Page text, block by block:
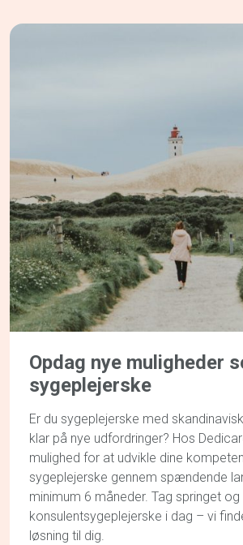
Opdag nye muligheder
sygeplejerske
Er du sygeplejerske med
klar på nye udfordringer? Hos
mulighed for at udvikle dine
sygeplejerske gennem spændende
minimum 6 måneder. Tag springet og
konsulentsygeplejerske i dag – vi
løsning til dig.